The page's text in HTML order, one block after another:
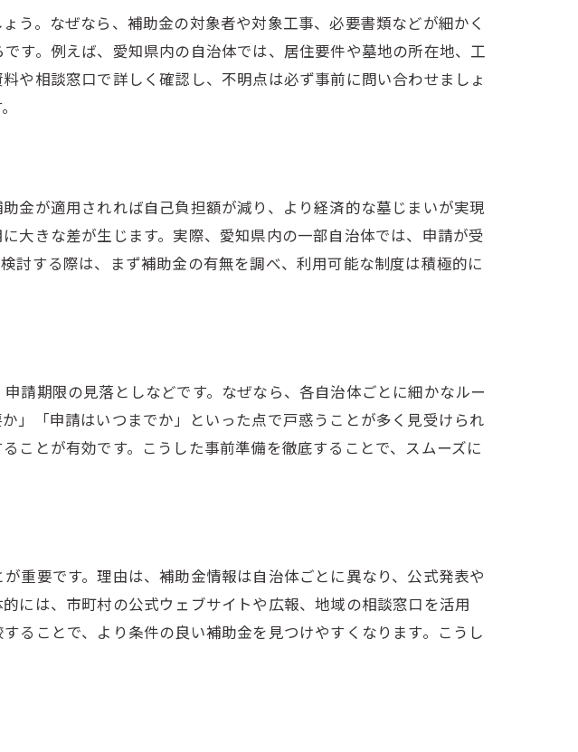
らなる費用節約
う。なぜなら、補助金の対象者や対象工事、必要書類などが細かく
す。例えば、愛知県内の自治体では、居住要件や墓地の所在地、工
や相談窓口で詳しく確認し、不明点は必ず事前に問い合わせましょ
金が適用されれば自己負担額が減り、より経済的な墓じまいが実現
大きな差が生じます。実際、愛知県内の一部自治体では、申請が受
討する際は、まず補助金の有無を調べ、利用可能な制度は積極的に
請期限の見落としなどです。なぜなら、各自治体ごとに細かなルー
」「申請はいつまでか」といった点で戸惑うことが多く見受けられ
ことが有効です。こうした事前準備を徹底することで、スムーズに
重要です。理由は、補助金情報は自治体ごとに異なり、公式発表や
には、市町村の公式ウェブサイトや広報、地域の相談窓口を活用
ることで、より条件の良い補助金を見つけやすくなります。こうし